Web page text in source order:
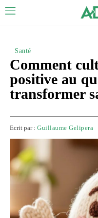
Santé
Comment
positive au
transformer
Ecrit par : Guillaume Gelipera